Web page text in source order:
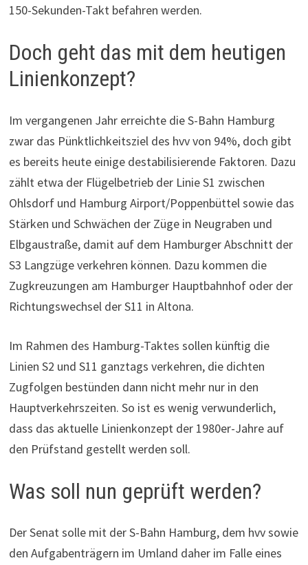
150-Sekunden-Takt befahren werden.
Doch geht das mit dem heutigen
Linienkonzept?
Im vergangenen Jahr erreichte die S-Bahn Hamburg
zwar das Pünktlichkeitsziel des hvv von 94%, doch gibt
es bereits heute einige destabilisierende Faktoren. Dazu
zählt etwa der Flügelbetrieb der Linie S1 zwischen
Ohlsdorf und Hamburg Airport/Poppenbüttel sowie das
Stärken und Schwächen der Züge in Neugraben und
Elbgaustraße, damit auf dem Hamburger Abschnitt der
S3 Langzüge verkehren können. Dazu kommen die
Zugkreuzungen am Hamburger Hauptbahnhof oder der
Richtungswechsel der S11 in Altona.
Im Rahmen des Hamburg-Taktes sollen künftig die
Linien S2 und S11 ganztags verkehren, die dichten
Zugfolgen bestünden dann nicht mehr nur in den
Hauptverkehrszeiten. So ist es wenig verwunderlich,
dass das aktuelle Linienkonzept der 1980er-Jahre auf
den Prüfstand gestellt werden soll.
Was soll nun geprüft werden?
Der Senat solle mit der S-Bahn Hamburg, dem hvv sowie
den Aufgabenträgern im Umland daher im Falle eines